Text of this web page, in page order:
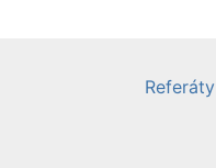
Referáty